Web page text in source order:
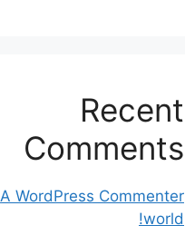
Recent
Comments
A WordPress Commenter
world!